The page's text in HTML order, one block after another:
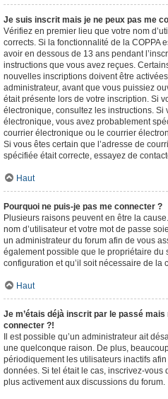
Je suis inscrit mais je ne peux pas me
Vérifiez en premier lieu que votre nom
corrects. Si la fonctionnalité de la COPPA
avoir en dessous de 13 ans pendant
instructions que vous avez reçues.
nouvelles inscriptions doivent être
administrateur, avant que vous puissiez
était présente lors de votre inscription. Si
électronique, consultez les instructions.
électronique, vous avez probablement
courrier électronique ou le courrier
Si vous êtes certain que l’adresse de
spécifiée était correcte, essayez de
Haut
Pourquoi ne puis-je pas me connecter ?
Plusieurs raisons peuvent en être la
nom d’utilisateur et votre mot de passe
un administrateur du forum afin de vous
également possible que le propriétaire du
configuration et qu’il soit nécessaire de la
Haut
Je m’étais déjà inscrit par le passé
connecter ?!
Il est possible qu’un administrateur ait
une quelconque raison. De plus,
périodiquement les utilisateurs inactifs
données. Si tel était le cas, inscrivez-
plus activement aux discussions du forum.